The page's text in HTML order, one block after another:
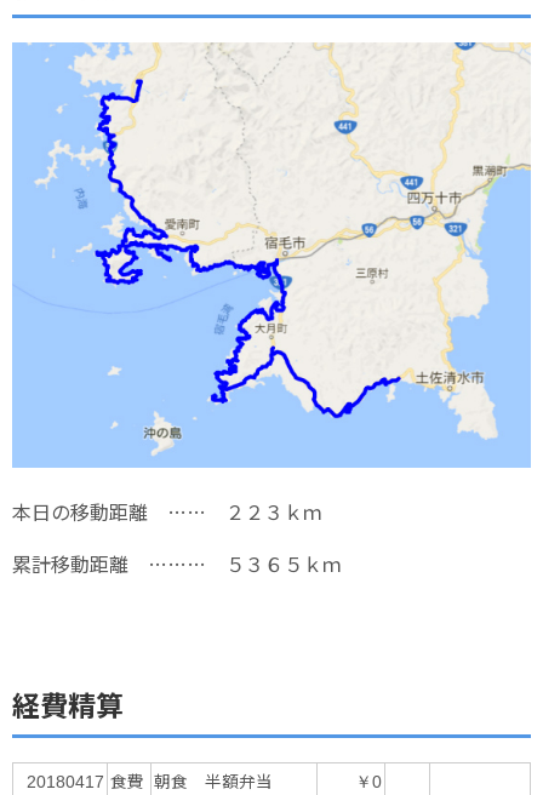
本日の移動距離 …… ２２３ｋｍ
累計移動距離 ……… ５３６５ｋｍ
経費精算
20180417 食費 朝食 半額弁当 ￥0